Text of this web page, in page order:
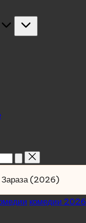
Зараза (2026)
комедии 2026